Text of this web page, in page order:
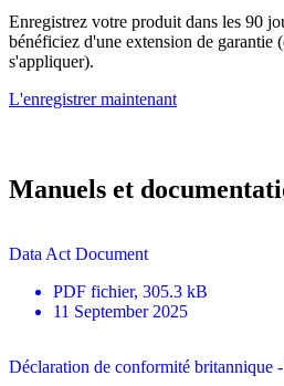
Enregistrez votre produit dans les 90
bénéficiez d'une extension de garantie
s'appliquer).
L'enregistrer maintenant
Manuels et
Data Act Document
PDF fichier, 305.3 kB
11 September 2025
Déclaration de conformité britannique